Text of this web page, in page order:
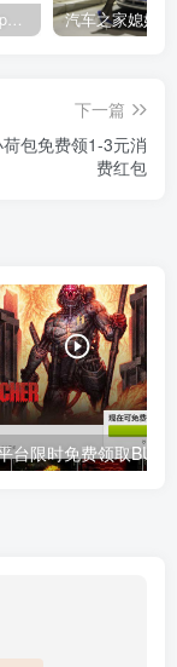
网上分享的 41个vip解析接口 有需要的拿去~ 免费看全网VIP会员视频
下一篇
包免费领1-3元消
费红包